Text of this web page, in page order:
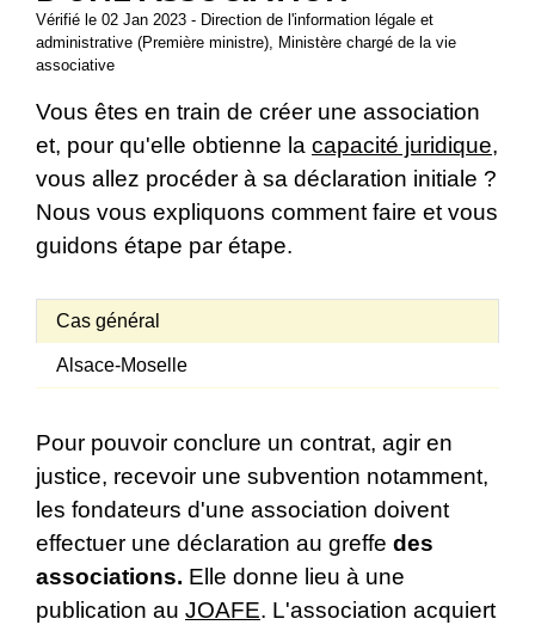
Vérifié le 02 Jan 2023 - Direction de l'information légale et
administrative (Première ministre), Ministère chargé de la vie
associative
Vous êtes en train de créer une association
et, pour qu'elle obtienne la capacité juridique,
vous allez procéder à sa déclaration initiale ?
Nous vous expliquons comment faire et vous
guidons étape par étape.
Cas général
Alsace-Moselle
Pour pouvoir conclure un contrat, agir en
justice, recevoir une subvention notamment,
les fondateurs d'une association doivent
effectuer une déclaration au greffe des
associations. Elle donne lieu à une
publication au JOAFE. L'association acquiert